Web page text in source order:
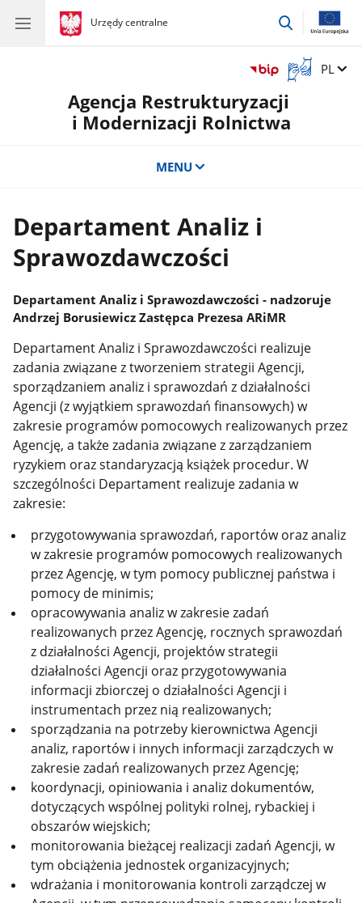
gov.pl
Urzędy centralne
gov.pl
Urzędy
przejdź
Otwórz
okno
z
tłumaczem
Zmień
PL
Agencja Restrukturyzacji
i Modernizacji Rolnictwa
MENU
Departament Analiz i
Sprawozdawczości
Departament Analiz i Sprawozdawczości - nadzoruje
Andrzej Borusiewicz Zastępca Prezesa ARiMR
Departament Analiz i Sprawozdawczości realizuje
zadania związane z tworzeniem strategii Agencji,
sporządzaniem analiz i sprawozdań z działalności
Agencji (z wyjątkiem sprawozdań finansowych) w
zakresie programów pomocowych realizowanych przez
Agencję, a także zadania związane z zarządzaniem
ryzykiem oraz standaryzacją książek procedur. W
szczególności Departament realizuje zadania w
zakresie:
przygotowywania sprawozdań, raportów oraz analiz
w zakresie programów pomocowych realizowanych
przez Agencję, w tym pomocy publicznej państwa i
pomocy de minimis;
opracowywania analiz w zakresie zadań
realizowanych przez Agencję, rocznych sprawozdań
z działalności Agencji, projektów strategii
działalności Agencji oraz przygotowywania
informacji zbiorczej o działalności Agencji i
instrumentach przez nią realizowanych;
sporządzania na potrzeby kierownictwa Agencji
analiz, raportów i innych informacji zarządczych w
zakresie zadań realizowanych przez Agencję;
koordynacji, opiniowania i analiz dokumentów,
dotyczących wspólnej polityki rolnej, rybackiej i
obszarów wiejskich;
monitorowania bieżącej realizacji zadań Agencji, w
tym obciążenia jednostek organizacyjnych;
wdrażania i monitorowania kontroli zarządczej w